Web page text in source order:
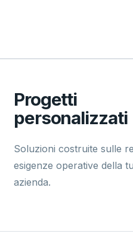
Progetti
personalizzati
Soluzioni costruite sulle
esigenze operative della
azienda.